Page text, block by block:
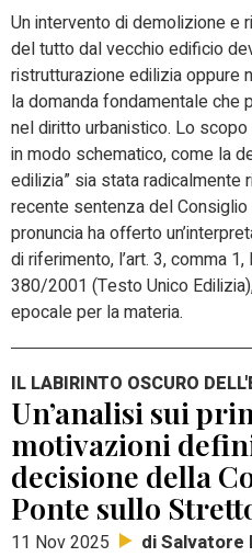
Un intervento di demolizione e
del tutto dal vecchio edificio
ristrutturazione edilizia oppure
la domanda fondamentale che
nel diritto urbanistico. Lo
in modo schematico, come la
edilizia” sia stata
recente sentenza del
pronuncia ha offerto
di riferimento, l’art. 3, comma 1,
380/2001 (Testo Unico
epocale per la materia.
IL LABIRINTO OSCURO
Un’analisi sui
motivazioni
decisione della
Ponte sullo
11 Nov 2025 di Salvatore